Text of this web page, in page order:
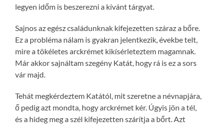
legyen időm is beszerezni a kívánt tárgyat.
Sajnos az egész családunknak kifejezetten száraz a bőre.
Ez a probléma nálam is gyakran jelentkezik, évekbe telt,
mire a tökéletes arckrémet kikísérleteztem magamnak.
Már akkor sajnáltam szegény Katát, hogy rá is ez a sors
vár majd.
Tehát megkérdeztem Katától, mit szeretne a névnapjára,
ő pedig azt mondta, hogy arckrémet kér. Úgyis jön a tél,
és a hideg meg a szél kifejezetten szárítja a bőrt. Azt